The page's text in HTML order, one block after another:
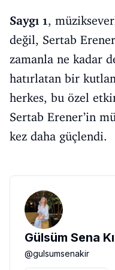
Saygı 1,
değil, Sertab
zamanla ne kadar
hatırlatan bir
herkes, bu özel
Sertab Erener’in
kez daha güçlendi.
Gülsüm Sena
@gulsumsenakir